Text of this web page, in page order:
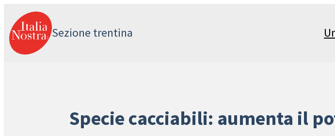
al
contenuto
Sezione trentina
Specie cacciabili: aumenta il